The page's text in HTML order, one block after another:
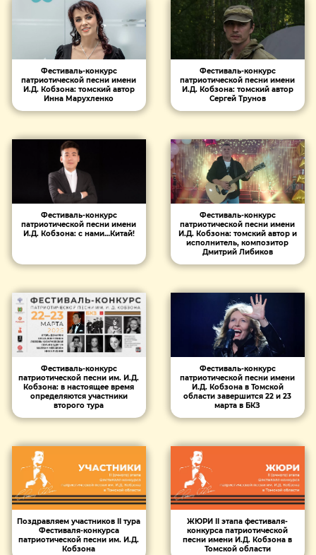
Фестиваль-конкурс
патриотической песни имени
И.Д. Кобзона: томский автор
Инна Марухленко
Фестиваль-конкурс
патриотической песни имени
И.Д. Кобзона: томский автор
Сергей Трунов
Фестиваль-конкурс
патриотической песни имени
И.Д. Кобзона: с нами…Китай!
Фестиваль-конкурс
патриотической песни имени
И.Д. Кобзона: томский автор и
исполнитель, композитор
Дмитрий Либиков
Фестиваль-конкурс
патриотической песни им. И.Д.
Кобзона: в настоящее время
определяются участники
второго тура
Фестиваль-конкурс
патриотической песни имени
И.Д. Кобзона в Томской
области завершится 22 и 23
марта в БКЗ
Поздравляем участников II тура
Фестиваля-конкурса
патриотической песни им. И.Д.
Кобзона
ЖЮРИ II этапа фестиваля-
конкурса патриотической
песни имени И.Д. Кобзона в
Томской области